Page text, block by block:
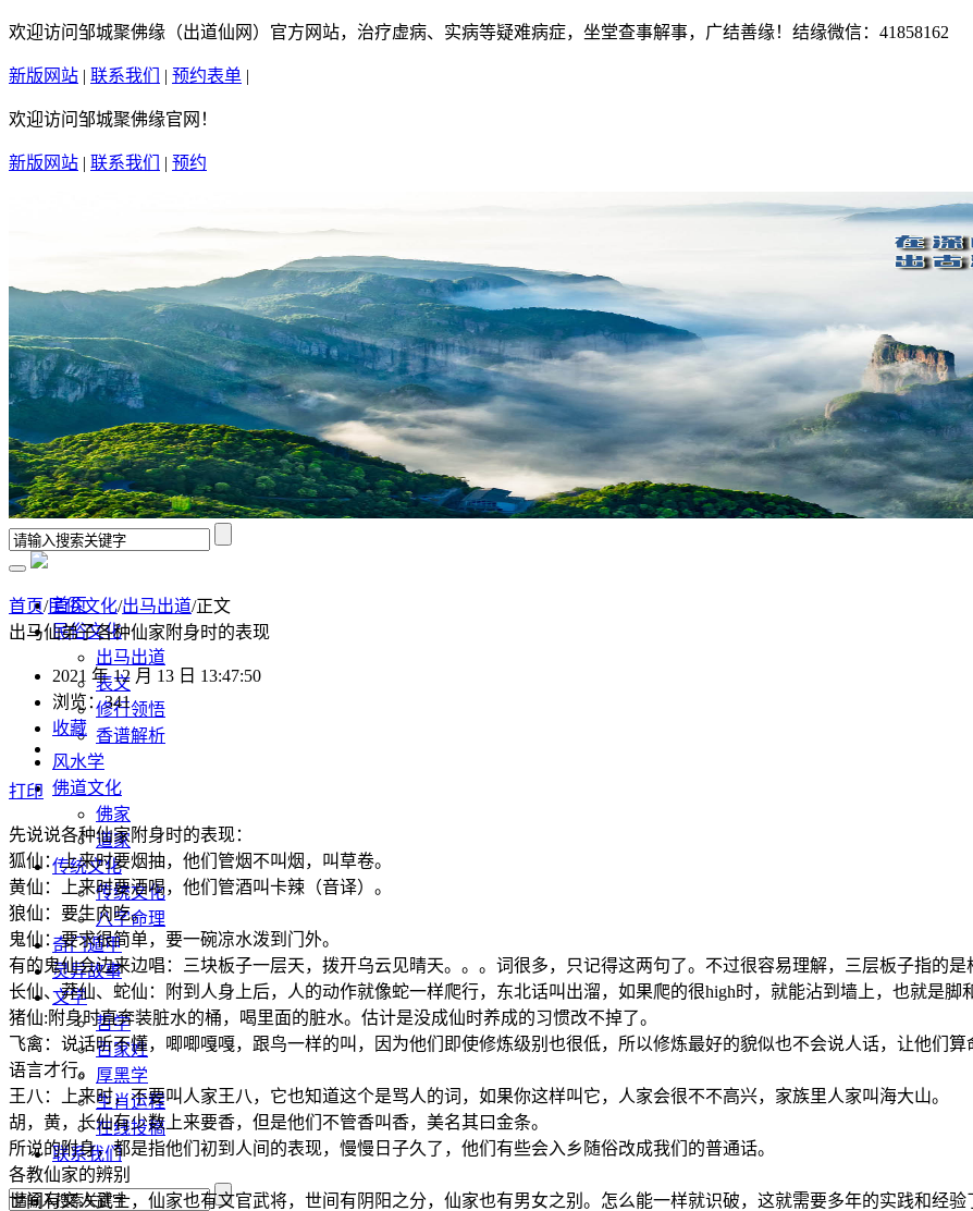
欢迎访问邹城聚佛缘（出道仙网）官方网站，治疗虚病、实病等疑难病症，坐堂查事解事，广结善缘！结缘微信：41858162
新版网站 | 联系我们 | 预约表单 |
欢迎访问邹城聚佛缘官网！
新版网站 | 联系我们 | 预约
首页
民俗文化
出马出道
表文
修行领悟
香谱解析
风水学
佛道文化
佛家
道家
传统文化
传统文化
八字命理
奇门遁甲
灵异故事
文学
哲学
百家姓
厚黑学
生肖运程
在线投稿
联系我们
首页/民俗文化/出马出道/正文
出马仙弟子各种仙家附身时的表现
2021 年 12 月 13 日 13:47:50
浏览：341
收藏
打印
先说说各种仙家附身时的表现：
狐仙：上来时要烟抽，他们管烟不叫烟，叫草卷。
黄仙：上来时要酒喝，他们管酒叫卡辣（音译）。
狼仙：要生肉吃。
鬼仙：要求很简单，要一碗凉水泼到门外。
有的鬼仙会边来边唱：三块板子一层天，拨开乌云见晴天。。。词很多，只记得这两句了。不过很容易理解，三层板子指的是
长仙、莽仙、蛇仙：附到人身上后，人的动作就像蛇一样爬行，东北话叫出溜，如果爬的很high时，就能沾到墙上，也就是脚
猪仙:附身时直奔装脏水的桶，喝里面的脏水。估计是没成仙时养成的习惯改不掉了。
飞禽：说话听不懂，唧唧嘎嘎，跟鸟一样的叫，因为他们即使修炼级别也很低，所以修炼最好的貌似也不会说人话，让他们
语言才行。
王八：上来时，不要叫人家王八，它也知道这个是骂人的词，如果你这样叫它，人家会很不不高兴，家族里人家叫海大山。
胡，黄，长仙有少数上来要香，但是他们不管香叫香，美名其曰金条。
所说的附身，都是指他们初到人间的表现，慢慢日子久了，他们有些会入乡随俗改成我们的普通话。
各教仙家的辨别
世间有文人武士，仙家也有文官武将，世间有阴阳之分，仙家也有男女之别。怎么能一样就识破，这就需要多年的实践和经